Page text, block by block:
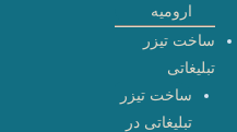
ارومیه
ساخت تیزر
تبلیغاتی
ساخت تیزر
تبلیغاتی در